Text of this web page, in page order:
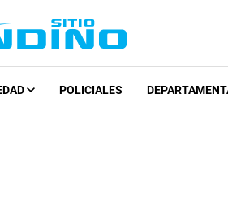
POLICIALES